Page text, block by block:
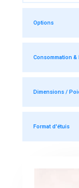
Options
Consommation
Dimensions /
Format d'étuis